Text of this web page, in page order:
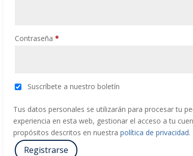
Contraseña *
Suscríbete a nuestro boletín
Tus datos personales se utilizarán para procesar tu
experiencia en esta web, gestionar el acceso a tu
propósitos descritos en nuestra política de privacidad.
Registrarse